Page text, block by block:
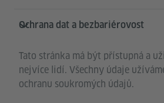
Ochrana dat a bezbariérovost
Tato stránka má být přístupná a
nejvíce lidí. Všechny údaje
ochranu soukromých údajů.